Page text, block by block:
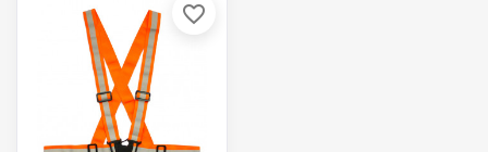
favorite_border